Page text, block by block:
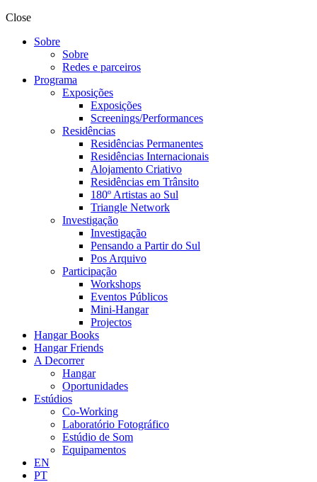
Close
Sobre
Sobre
Redes e parceiros
Programa
Exposições
Exposições
Screenings/Performances
Residências
Residências Permanentes
Residências Internacionais
Alojamento Criativo
Residências em Trânsito
180º Artistas ao Sul
Triangle Network
Investigação
Investigação
Pensando a Partir do Sul
Pos Arquivo
Participação
Workshops
Eventos Públicos
Mini-Hangar
Projectos
Hangar Books
Hangar Friends
A Decorrer
Hangar
Oportunidades
Estúdios
Co-Working
Laboratório Fotográfico
Estúdio de Som
Equipamentos
EN
PT